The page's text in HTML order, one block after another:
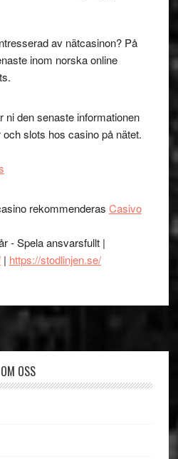
av nätcasinon? På
inom norska online
ni den senaste informationen
slots hos casino på nätet.
rekommenderas Casivo
- Spela ansvarsfullt |
| https://stodlinjen.se/
OM OSS